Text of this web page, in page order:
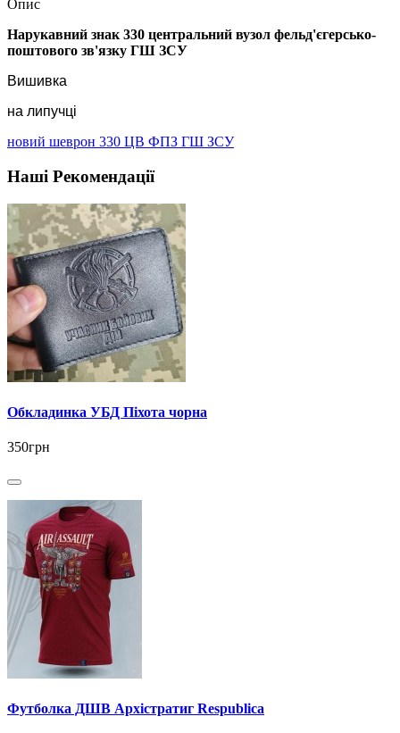
Опис
Нарукавний знак 330 центральний вузол фельд'єгерсько-
поштового зв'язку ГШ ЗСУ
Вишивка
на липучці
новий шеврон 330 ЦВ ФПЗ ГШ ЗСУ
Наші Рекомендації
Обкладинка УБД Піхота чорна
350грн
Футболка ДШВ Архістратиг Respublica